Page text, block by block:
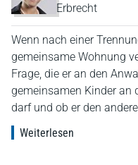
Erbrecht
Wenn nach einer
gemeinsame Wohnung
Frage, die er an den
gemeinsamen Kinder an
darf und ob er den
Weiterlesen